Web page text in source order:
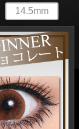
14.5mm